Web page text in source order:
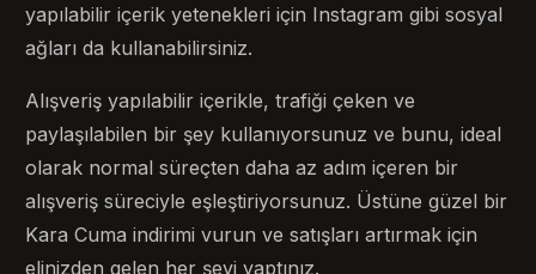
yapılabilir içerik yetenekleri için Instagram gibi sosyal
ağları da kullanabilirsiniz.
Alışveriş yapılabilir içerikle, trafiği çeken ve
paylaşılabilen bir şey kullanıyorsunuz ve bunu, ideal
olarak normal süreçten daha az adım içeren bir
alışveriş süreciyle eşleştiriyorsunuz. Üstüne güzel bir
Kara Cuma indirimi vurun ve satışları artırmak için
elinizden gelen her şeyi yaptınız.